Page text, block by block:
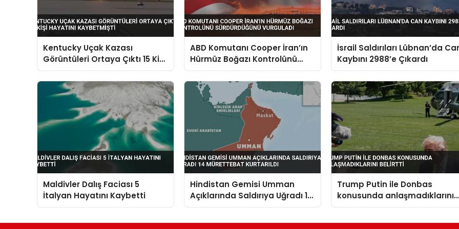
Kentucky Uçak Kazası
Görüntüleri Ortaya Çıktı 15 Kişi
Hayatını Kaybetmişti
ABD Komutanı Cooper İran’ın
Hürmüz Boğazı Kontrolünü
Sürdürdüğünü Vurguladı
İsrail Saldırıları Lübnan’da
Kaybını 2988’e Çıkardı
Maldivler Dalış Faciası 5
İtalyan Hayatını Kaybetti
Hindistan Gemisi Umman
Açıklarında Saldırıya Uğradı 14
Mürettebat Kurtarıldı
Trump Putin ile Donbas
konusunda anlaşmadıklarını
belirtti